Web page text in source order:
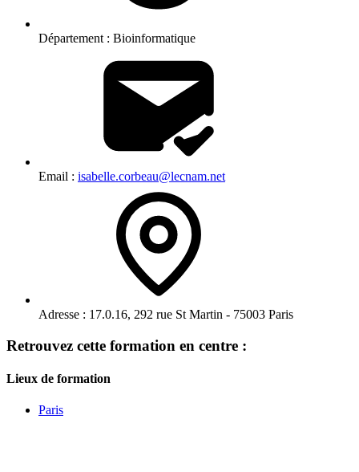
Département : Bioinformatique
Email : isabelle.corbeau@lecnam.net
Adresse : 17.0.16, 292 rue St Martin - 75003 Paris
Retrouvez cette formation en centre :
Lieux de formation
Paris